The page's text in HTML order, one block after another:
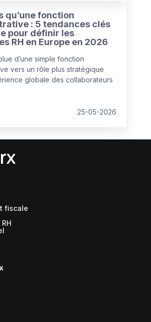
qu’une fonction
: 5 tendances clés
pour définir les
RH en Europe en 2026
d’une simple fonction
vers un rôle plus stratégique
globale des collaborateurs
25-05-2026
fiscale